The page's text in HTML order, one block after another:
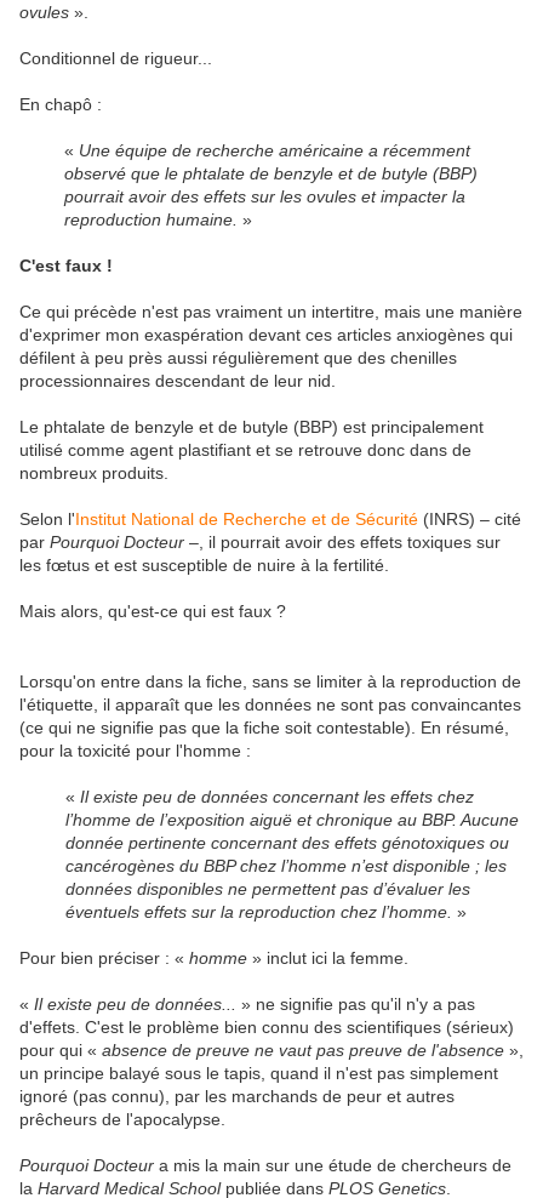
ovules ».
Conditionnel de rigueur...
En chapô :
« Une équipe de recherche américaine a récemment
observé que le phtalate de benzyle et de butyle (BBP)
pourrait avoir des effets sur les ovules et impacter la
reproduction humaine.»
C'est faux !
Ce qui précède n'est pas vraiment un intertitre, mais une manière
d'exprimer mon exaspération devant ces articles anxiogènes qui
défilent à peu près aussi régulièrement que des chenilles
processionnaires descendant de leur nid.
Le phtalate de benzyle et de butyle (BBP) est principalement
utilisé comme agent plastifiant et se retrouve donc dans de
nombreux produits.
Selon l'Institut National de Recherche et de Sécurité (INRS) – cité
par Pourquoi Docteur – , il pourrait avoir des effets toxiques sur
les fœtus et est susceptible de nuire à la fertilité.
Mais alors, qu'est-ce qui est faux ?
Lorsqu'on entre dans la fiche, sans se limiter à la reproduction de
l'étiquette, il apparaît que les données ne sont pas convaincantes
(ce qui ne signifie pas que la fiche soit contestable). En résumé,
pour la toxicité pour l'homme :
« Il existe peu de données concernant les effets chez
l’homme de l’exposition aiguë et chronique au BBP. Aucune
donnée pertinente concernant des effets génotoxiques ou
cancérogènes du BBP chez l’homme n’est disponible ; les
données disponibles ne permettent pas d’évaluer les
éventuels effets sur la reproduction chez l’homme. »
Pour bien préciser : « homme » inclut ici la femme.
« Il existe peu de données... » ne signifie pas qu'il n'y a pas
d'effets. C'est le problème bien connu des scientifiques (sérieux)
pour qui « absence de preuve ne vaut pas preuve de l'absence »,
un principe balayé sous le tapis, quand il n'est pas simplement
ignoré (pas connu), par les marchands de peur et autres
prêcheurs de l'apocalypse.
Pourquoi Docteur a mis la main sur une étude de chercheurs de
la Harvard Medical School publiée dans PLOS Genetics